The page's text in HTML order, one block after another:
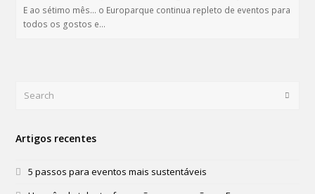
E ao sétimo mês... o Europarque continua repleto de eventos para
todos os gostos e…
Artigos recentes
5 passos para eventos mais sustentáveis